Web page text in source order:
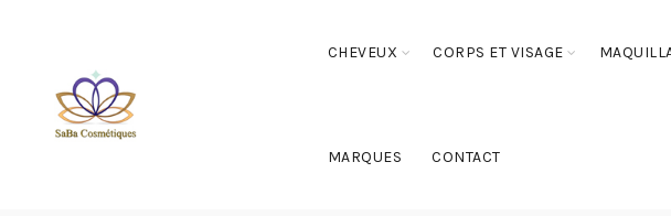
CHEVEUX CORPS ET VISAGE
MARQUES CONTACT